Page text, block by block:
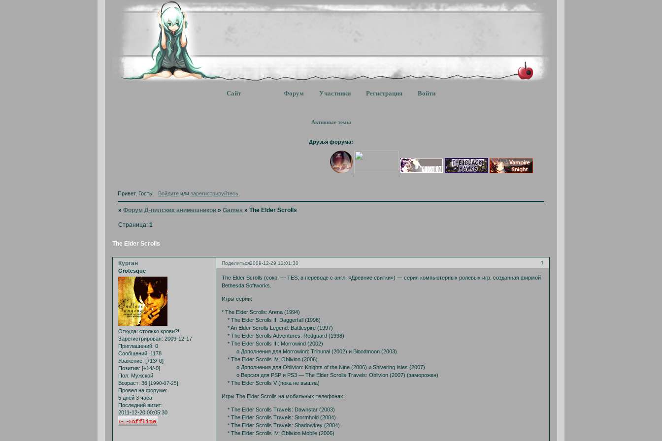
Сайт Форум Участники Регистрация Войти
Активные темы
Друзья форума:
Привет, Гость! Войдитеили зарегистрируйтесь
»Форум Д-пилских анимешников »Games »The Elder Scrolls
The Elder Scrolls
Страница:1
Поделиться 1
2009-12-29 12:01:30
Курган
Grotesque
Откуда: столько крови?!
Зарегистрирован: 2009-12-17
Приглашений: 0
Сообщений: 1178
Уважение: [+13/-0]
Позитив: [+14/-0]
Пол: Мужской
Возраст: 36 [1990-07-25]
Провел на форуме:
5 дней 3 часа
Последний визит:
2011-12-20 00:05:30
The Elder Scrolls (сокр. — TES; в переводе с англ. «Древние свитки») — серия компьютерных ролевых игр, созданная фирмой
Bethesda Softworks.
Игры серии:
* The Elder Scrolls: Arena (1994)
* The Elder Scrolls II: Daggerfall (1996)
* An Elder Scrolls Legend: Battlespire (1997)
* The Elder Scrolls Adventures: Redguard (1998)
* The Elder Scrolls III: Morrowind (2002)
o Дополнения для Morrowind: Tribunal (2002) и Bloodmoon (2003).
* The Elder Scrolls IV: Oblivion (2006)
o Дополнения для Oblivion: Knights of the Nine (2006) и Shivering Isles (2007)
o Версия для PSP и PS3 — The Elder Scrolls Travels: Oblivion (2007) (заморожен)
* The Elder Scrolls V (пока не вышла)
Игры The Elder Scrolls на мобильных телефонах:
* The Elder Scrolls Travels: Dawnstar (2003)
* The Elder Scrolls Travels: Stormhold (2004)
* The Elder Scrolls Travels: Shadowkey (2004)
* The Elder Scrolls IV: Oblivion Mobile (2006)